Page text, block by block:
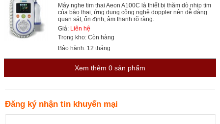
Máy nghe tim thai Aeon A100C là thiết bị thăm dò nhịp tim
của bào thai, ứng dụng công nghệ doppler nên dễ dàng
quan sát, ổn định, âm thanh rõ ràng.
Giá: Liên hệ
Trong kho: Còn hàng
Bảo hành: 12 tháng
Xem thêm 0 sản phẩm
Đăng ký nhận tin khuyến mại